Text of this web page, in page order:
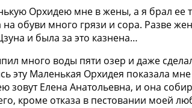
Орхидею мне в жены, а я брал ее
обуви много грязи и сора. Разве
и была за это казнена…
много воды пяти озер и даже
эту Маленькая Орхидея показала
Елена Анатольевна, и она
кроме отказа в пестовании моей